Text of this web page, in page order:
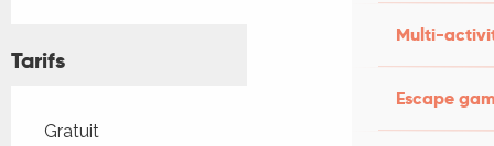
Multi-
Escape
Tarifs
Tarifs 2026
Gratuit